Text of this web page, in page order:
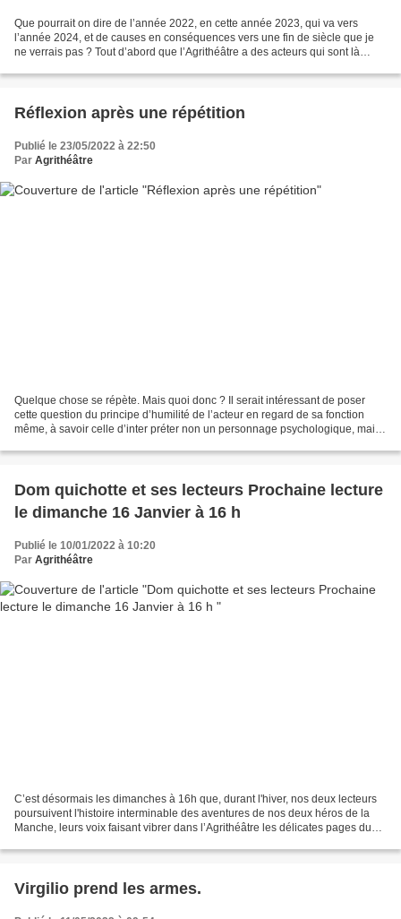
Que pourrait on dire de l’année 2022, en cette année 2023, qui va vers
l’année 2024, et de causes en conséquences vers une fin de siècle que je
ne verrais pas ? Tout d’abord que l’Agrithéâtre a des acteurs qui sont là
Réflexion après une répétition
Publié le 23/05/2022 à 22:50
Par Agrithéâtre
Quelque chose se répète. Mais quoi donc ? Il serait intéressant de poser
cette question du principe d’humilité de l’acteur en regard de sa fonction
même, à savoir celle d’inter préter non un personnage psychologique, mais
Dom quichotte et ses lecteurs Prochaine lecture
le dimanche 16 Janvier à 16 h
Publié le 10/01/2022 à 10:20
Par Agrithéâtre
C’est désormais les dimanches à 16h que, durant l'hiver, nos deux lecteurs
poursuivent l'histoire interminable des aventures de nos deux héros de la
Manche, leurs voix faisant vibrer dans l’Agrithéâtre les délicates pages du
Virgilio prend les armes.